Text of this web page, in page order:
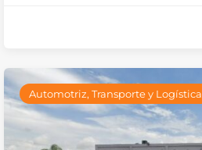
Automotriz, Transporte y Logística